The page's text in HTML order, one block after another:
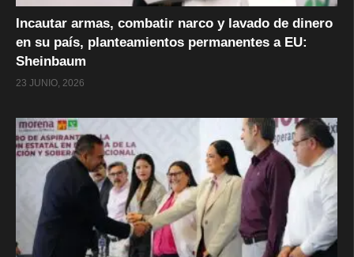
Incautar armas, combatir narco y lavado de dinero
en su país, planteamientos permanentes a EU:
Sheinbaum
23 JUNIO, 2026